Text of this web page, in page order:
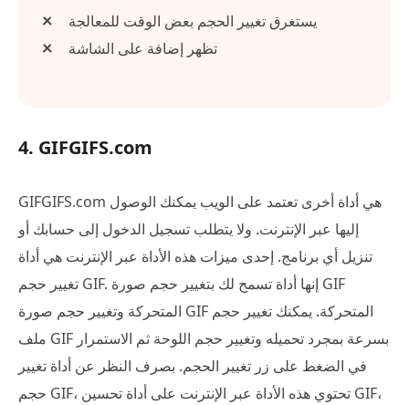
يستغرق تغيير الحجم بعض الوقت للمعالجة
تظهر إضافة على الشاشة
4. GIFGIFS.com
GIFGIFS.com هي أداة أخرى تعتمد على الويب يمكنك الوصول
إليها عبر الإنترنت. ولا يتطلب تسجيل الدخول إلى حسابك أو
تنزيل أي برنامج. إحدى ميزات هذه الأداة عبر الإنترنت هي أداة
تغيير حجم GIF. إنها أداة تسمح لك بتغيير حجم صورة GIF
المتحركة وتغيير حجم صورة GIF المتحركة. يمكنك تغيير حجم
ملف GIF بسرعة بمجرد تحميله وتغيير حجم اللوحة ثم الاستمرار
في الضغط على زر تغيير الحجم. بصرف النظر عن أداة تغيير
حجم GIF، تحتوي هذه الأداة عبر الإنترنت على أداة تحسين GIF،